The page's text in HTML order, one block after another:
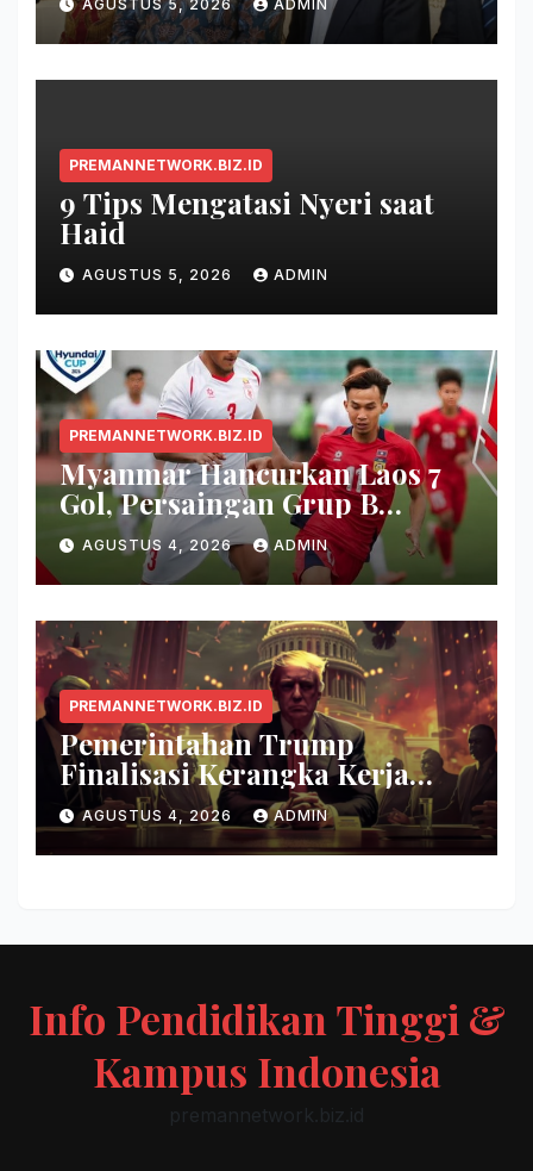
AGUSTUS 5, 2026 ADMIN
PREMANNETWORK.BIZ.ID
9 Tips Mengatasi Nyeri saat
Haid
AGUSTUS 5, 2026 ADMIN
PREMANNETWORK.BIZ.ID
Myanmar Hancurkan Laos 7
Gol, Persaingan Grup B
Memanas!
AGUSTUS 4, 2026 ADMIN
PREMANNETWORK.BIZ.ID
Pemerintahan Trump
Finalisasi Kerangka Kerja
Evaluasi Model AI Baru
AGUSTUS 4, 2026 ADMIN
Info Pendidikan Tinggi &
Kampus Indonesia
premannetwork.biz.id